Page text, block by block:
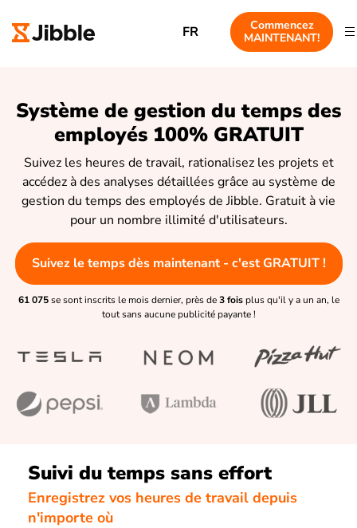
FR
Commencez
MAINTENANT!
Système de gestion du temps des
employés 100% GRATUIT
Suivez les heures de travail, rationalisez les projets et
accédez à des analyses détaillées grâce au système de
gestion du temps des employés de Jibble. Gratuit à vie
pour un nombre illimité d'utilisateurs.
Suivez le temps dès maintenant - c'est GRATUIT !
61 075 se sont inscrits le mois dernier, près de 3 fois plus qu'il y a un an, le
tout sans aucune publicité payante !
Suivi du temps sans effort
Enregistrez vos heures de travail depuis
n'importe où